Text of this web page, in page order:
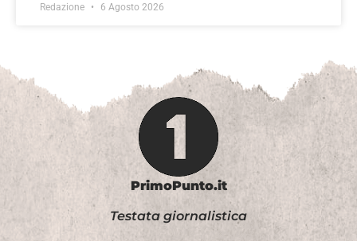
Redazione 6 Agosto 2026
PrimoPunto.it
Testata giornalistica